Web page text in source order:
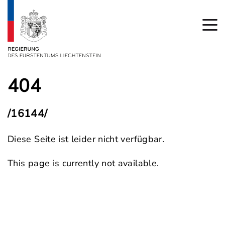
404
/16144/
Diese Seite ist leider nicht verfügbar.
This page is currently not available.